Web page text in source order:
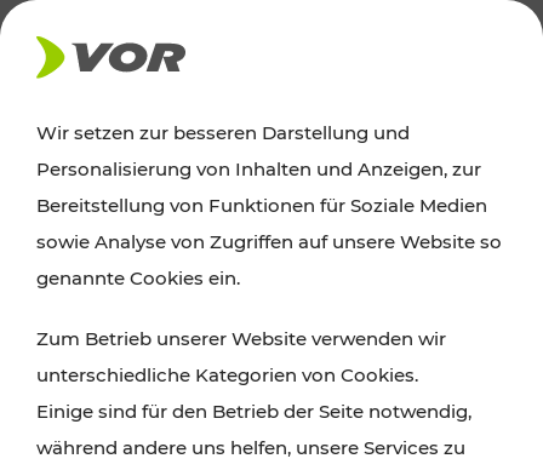
AKTUELLES
News
Alle wichtigen Meldungen zu Fahrplanänderungen,
finden Sie hier im Überblick.
Wir setzen zur besseren Darstellung und
Personalisierung von Inhalten und Anzeigen, zur
Bereitstellung von Funktionen für Soziale Medien
sowie Analyse von Zugriffen auf unsere Website so
genannte Cookies ein.
Zum Betrieb unserer Website verwenden wir
unterschiedliche Kategorien von Cookies.
Einige sind für den Betrieb der Seite notwendig,
während andere uns helfen, unsere Services zu